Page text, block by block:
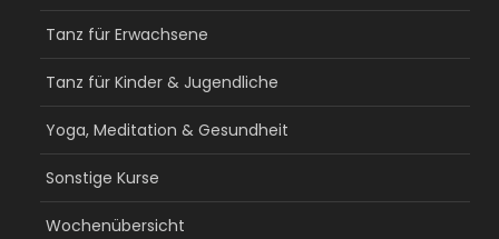
Tanz für Erwachsene
Tanz für Kinder & Jugendliche
Yoga, Meditation & Gesundheit
Sonstige Kurse
Wochenübersicht